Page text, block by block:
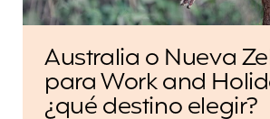
Australia o Nueva
para Work and
¿qué destino elegir?